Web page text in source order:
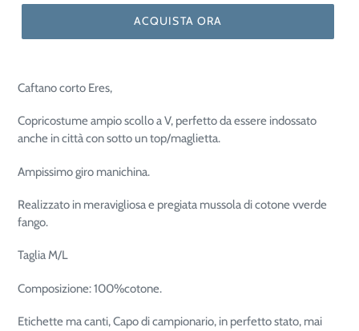
ACQUISTA ORA
Caftano corto Eres,
Copricostume ampio scollo a V, perfetto da essere indossato
anche in città con sotto un top/maglietta.
Ampissimo giro manichina.
Realizzato in meravigliosa e pregiata mussola di cotone vverde
fango.
Taglia M/L
Composizione: 100%cotone.
Etichette ma canti, Capo di campionario, in perfetto stato, mai